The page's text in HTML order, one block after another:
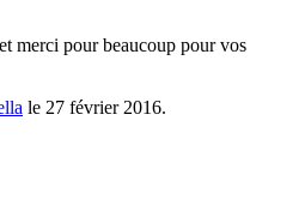
merci pour beaucoup pour vos
le 27 février 2016.